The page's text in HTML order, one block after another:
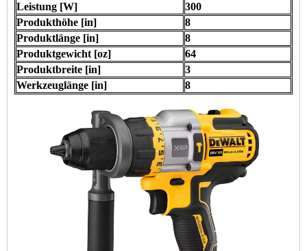
Leistung [W]
300
Produkthöhe [in]
8
Produktlänge [in]
8
Produktgewicht [oz]
64
Produktbreite [in]
3
Werkzeuglänge [in]
8